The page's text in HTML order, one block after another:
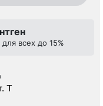
всех до 15%
Т